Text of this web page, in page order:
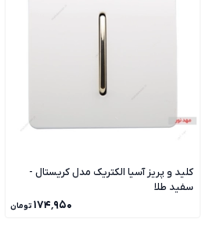
کلید و پریز آسیا الکتریک مدل کریستال -
سفید طلا
۱۷۴٬۹۵۰ تومان